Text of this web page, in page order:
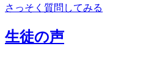
さっそく質問してみる
生徒の声